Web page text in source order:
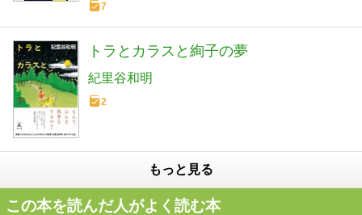
7
トラとカラスと絢子の夢
紀里谷和明
2
もっと見る
この本を読んだ人がよく読む本